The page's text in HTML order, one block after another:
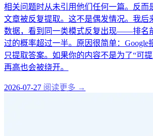
相关问题时从未引用他们任何一篇。反而
文章被反复提取。这不是偶发情况。我后
数据，看到同一类模式反复出现——排名
过的概率超过一半。原因很简单：Google
只提取答案。如果你的内容不是为了“可
再高也会被绕开。
2026-07-27 阅读更多 →